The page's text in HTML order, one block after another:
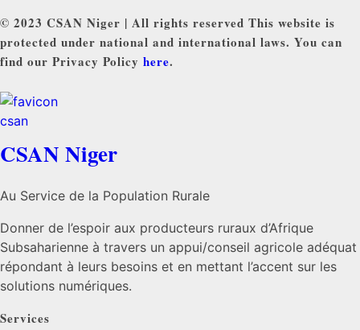
© 2023 CSAN Niger | All rights reserved This website is
protected under national and international laws. You can
find our Privacy Policy here.
CSAN Niger
Au Service de la Population Rurale
Donner de l’espoir aux producteurs ruraux d’Afrique
Subsaharienne à travers un appui/conseil agricole adéquat
répondant à leurs besoins et en mettant l’accent sur les
solutions numériques.
Services